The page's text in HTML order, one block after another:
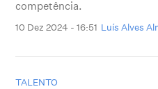
competência.
10 Dez 2024 - 16:51 Luís Alves
TALENTO